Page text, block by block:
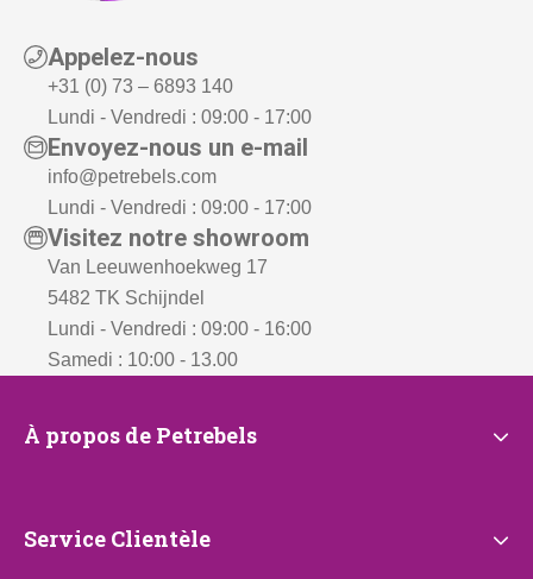
Appelez-nous
+31 (0) 73 – 6893 140
Lundi - Vendredi : 09:00 - 17:00
Envoyez-nous un e-mail
info@petrebels.com
Lundi - Vendredi : 09:00 - 17:00
Visitez notre showroom
Van Leeuwenhoekweg 17
5482 TK Schijndel
Lundi - Vendredi : 09:00 - 16:00
Samedi : 10:00 - 13.00
À
Petrebels
À propos de Petrebels
Service
Service Clientèle